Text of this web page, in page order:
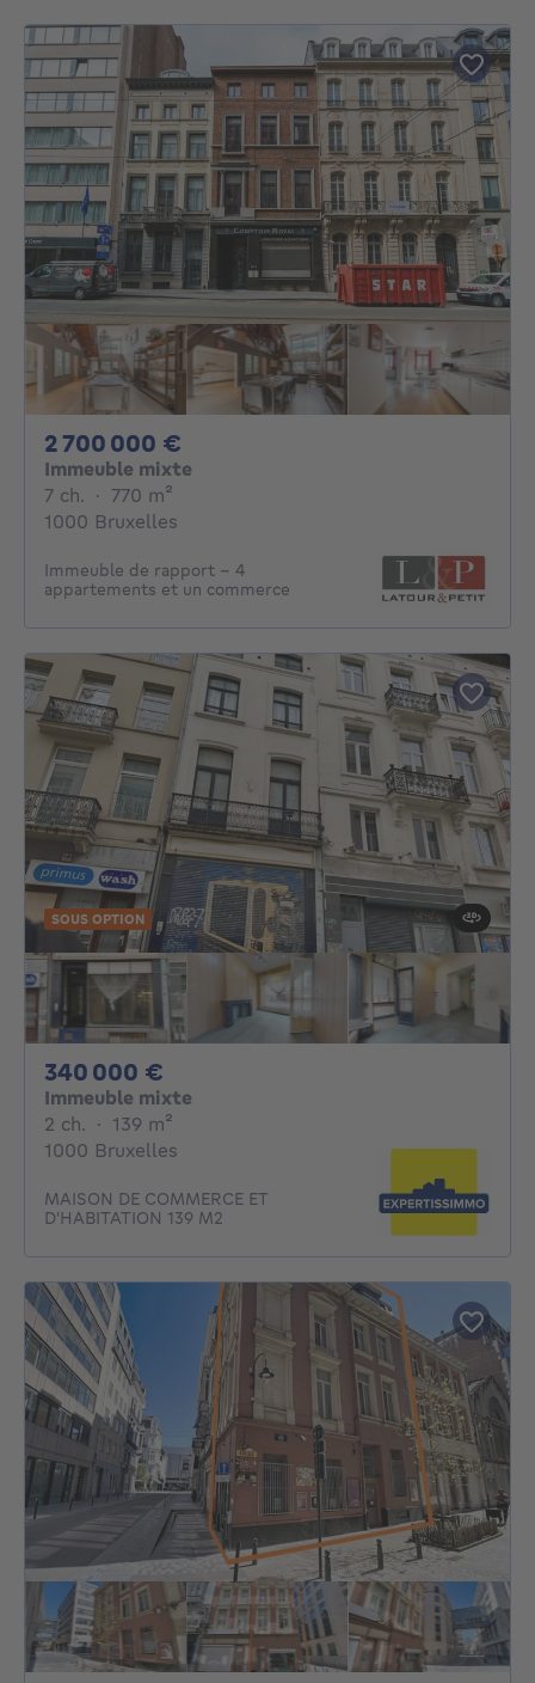
2 700 000 €
Immeuble mixte
7 ch. 7 chambres
· 770 m²
1000 Bruxelles
Immeuble de rapport - 4
appartements et un commerce
SOUS OPTION
340 000 €
Immeuble mixte
2 ch. 2 chambres
· 139 m²
1000 Bruxelles
MAISON DE COMMERCE ET
D'HABITATION 139 M2